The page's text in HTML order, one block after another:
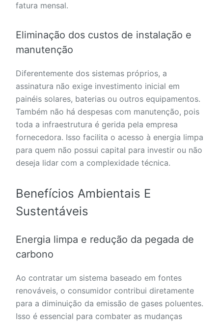
fatura mensal.
Eliminação dos custos de instalação e
manutenção
Diferentemente dos sistemas próprios, a
assinatura não exige investimento inicial em
painéis solares, baterias ou outros equipamentos.
Também não há despesas com manutenção, pois
toda a infraestrutura é gerida pela empresa
fornecedora. Isso facilita o acesso à energia limpa
para quem não possui capital para investir ou não
deseja lidar com a complexidade técnica.
Benefícios Ambientais E
Sustentáveis
Energia limpa e redução da pegada de
carbono
Ao contratar um sistema baseado em fontes
renováveis, o consumidor contribui diretamente
para a diminuição da emissão de gases poluentes.
Isso é essencial para combater as mudanças